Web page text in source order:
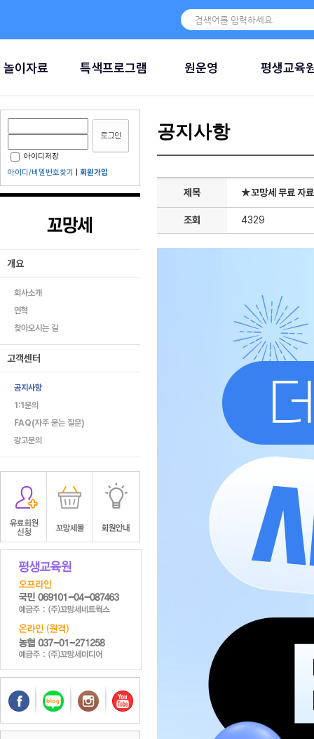
놀이자료 특색프로그램 원운영 평생교육
아이디저장
아이디/비밀번호찾기
회원가입
개요
회사소개
연혁
찾아오시는 길
고객센터
공지사항
1:1문의
FAQ(자주 묻는 질문)
광고문의
공지사항
제목 ★꼬망세 무료 자
조회 4329